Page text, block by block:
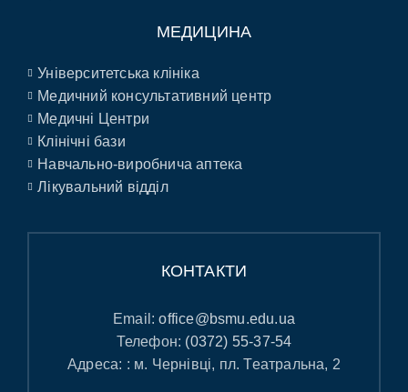
МЕДИЦИНА
Університетська клініка
Медичний консультативний центр
Медичні Центри
Клінічні бази
Навчально-виробнича аптека
Лікувальний відділ
КОНТАКТИ
Email:office@bsmu.edu.ua
Телефон: (0372) 55-37-54
Адреса: : м. Чернівці, пл. Театральна, 2